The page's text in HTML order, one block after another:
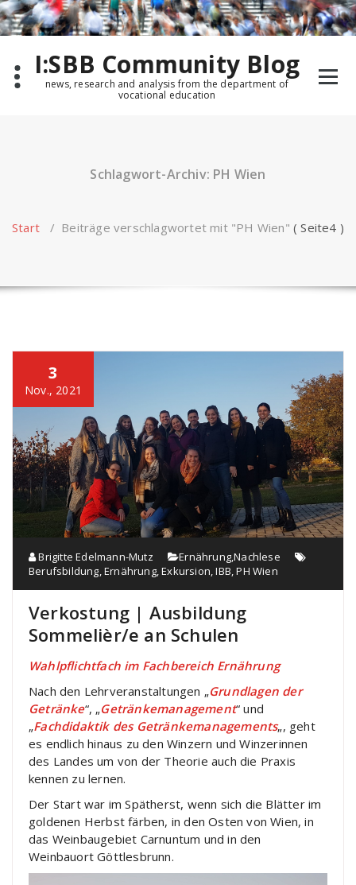
Zum
Inhalt
springen
I:SBB Community Blog
news, research and analysis from the department of
vocational education
Schlagwort-Archiv: PH Wien
Start / Beiträge verschlagwortet mit "PH Wien" ( Seite4 )
3
Nov., 2021
Brigitte Edelmann-Mutz Ernährung,Nachlese
Berufsbildung,Ernährung,Exkursion,IBB,PH Wien
Verkostung | Ausbildung
Sommelièr/e an Schulen
Wahlpflichtfach im Fachbereich Ernährung
Nach den Lehrveranstaltungen „Grundlagen der
Getränke“, „Getränkemanagement“ und
„Fachdidaktik des Getränkemanagements„, geht
es endlich hinaus zu den Winzern und Winzerinnen
des Landes um von der Theorie auch die Praxis
kennen zu lernen.
Der Start war im Spätherst, wenn sich die Blätter im
goldenen Herbst färben, in den Osten von Wien, in
das Weinbaugebiet Carnuntum und in den
Weinbauort Göttlesbrunn.